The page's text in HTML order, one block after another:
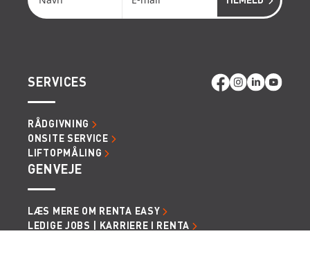
SERVICES
RÅDGIVNING
ONSITE SERVICE
LIFTOPMÅLING
GENVEJE
LÆS MERE OM RENTA EASY
LEDIGE JOBS | KARRIERE I RENTA